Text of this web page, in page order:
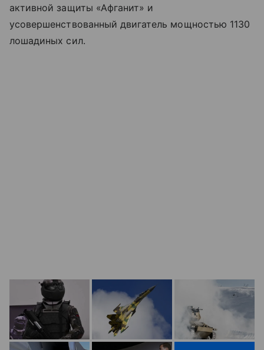
активной защиты «Афганит» и
усовершенствованный двигатель мощностью 1130
лошадиных сил.